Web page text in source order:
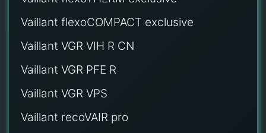
Vaillant flexoCOMPACT exclusive
Vaillant VGR VIH R CN
Vaillant VGR PFE R
Vaillant VGR VPS
Vaillant recoVAIR pro